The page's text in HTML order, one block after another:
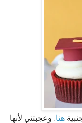
هنا، وعجبتني لأنها